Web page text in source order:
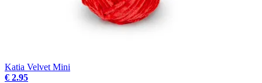
Katia Velvet Mini
€ 2.95